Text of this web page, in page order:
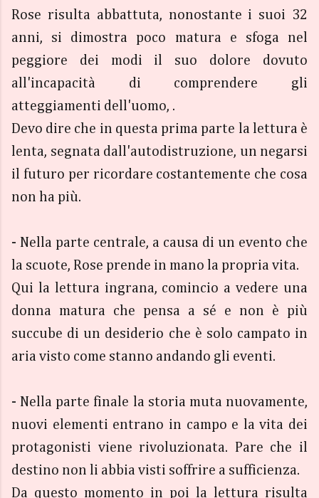
Rose risulta abbattuta, nonostante i suoi 32
anni, si dimostra poco matura e sfoga nel
peggiore dei modi il suo dolore dovuto
all'incapacità di comprendere gli
atteggiamenti dell'uomo, .
Devo dire che in questa prima parte la lettura è
lenta, segnata dall'autodistruzione, un negarsi
il futuro per ricordare costantemente che cosa
non ha più.
- Nella parte centrale, a causa di un evento che
la scuote, Rose prende in mano la propria vita.
Qui la lettura ingrana, comincio a vedere una
donna matura che pensa a sé e non è più
succube di un desiderio che è solo campato in
aria visto come stanno andando gli eventi.
- Nella parte finale la storia muta nuovamente,
nuovi elementi entrano in campo e la vita dei
protagonisti viene rivoluzionata. Pare che il
destino non li abbia visti soffrire a sufficienza.
Da questo momento in poi la lettura risulta